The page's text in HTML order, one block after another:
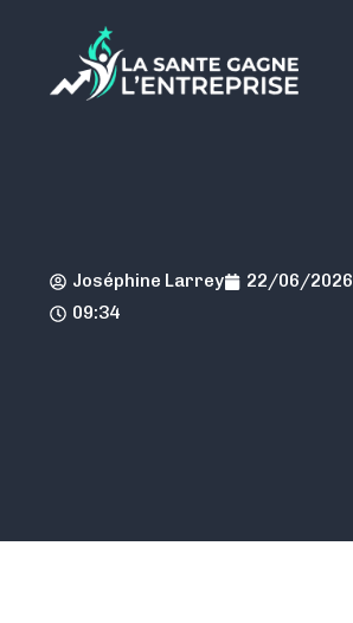
Joséphine Larrey
22/06/2026
09:34